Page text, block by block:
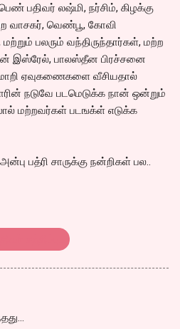
பதிவர் லஷ்மி, நர்சிம், கிழக்கு
வாசகர், வெண்பூ, கோவி
பலரும் வந்திருந்தார்கள், மற்ற
இஸ்ரேல், பாலஸ்தீன பிரச்சனை
மாறி ஏவுகணைகளை வீசியதால்
நடுவே படமெடுக்க நான் ஒன்றும்
மற்றவர்கள் படஙக்ள் எடுக்க
பத்ரி சாருக்கு நன்றிகள் பல..